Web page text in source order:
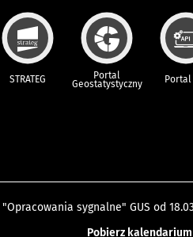
STRATEG Portal
Geostatystyczny Portal
sygnalne" GUS od
Pobierz